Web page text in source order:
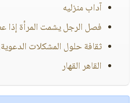
آداب منزليه
فصل الرجل يشمت المرأة
ثقافة حلول المشكلات
القاهر القهار